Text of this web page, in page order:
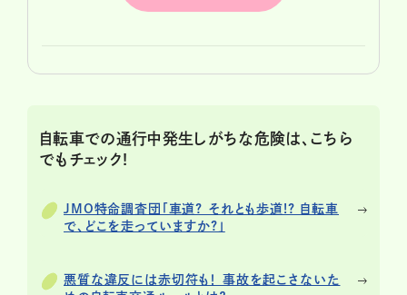
自転車での通行中発生しがちな危険は、こちら
でもチェック!
JMO特命調査団「車道? それとも歩道!? 自転車
で、どこを走っていますか?」
悪質な違反には赤切符も！ 事故を起こさないた